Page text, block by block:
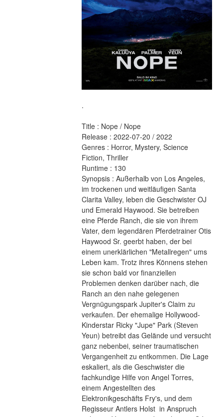
.
Title : Nope / Nope
Release : 2022-07-20 / 2022
Genres : Horror, Mystery, Science
Fiction, Thriller
Runtime : 130
Synopsis : Außerhalb von Los Angeles,
im trockenen und weitläufigen Santa
Clarita Valley, leben die Geschwister OJ
und Emerald Haywood. Sie betreiben
eine Pferde Ranch, die sie von ihrem
Vater, dem legendären Pferdetrainer Otis
Haywood Sr. geerbt haben, der bei
einem unerklärlichen "Metallregen" ums
Leben kam. Trotz ihres Könnens stehen
sie schon bald vor finanziellen
Problemen denken darüber nach, die
Ranch an den nahe gelegenen
Vergnügungspark Jupiter's Claim zu
verkaufen. Der ehemalige Hollywood-
Kinderstar Ricky "Jupe" Park (Steven
Yeun) betreibt das Gelände und versucht
ganz nebenbei, seiner traumatischen
Vergangenheit zu entkommen. Die Lage
eskaliert, als die Geschwister die
fachkundige Hilfe von Angel Torres,
einem Angestellten des
Elektronikgeschäfts Fry's, und dem
Regisseur Antlers Holst  in Anspruch